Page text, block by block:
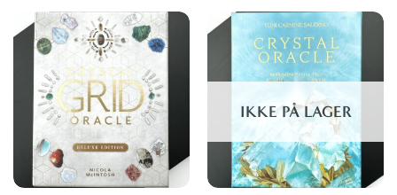
IKKE PÅ LAGER